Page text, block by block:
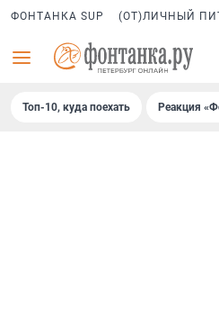
ФОНТАНКА SUP (ОТ)ЛИЧНЫЙ
Топ-10, куда поехать Реакция